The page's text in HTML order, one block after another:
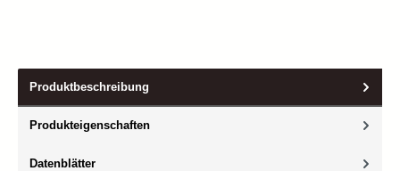
Produktbeschreibung
Produkteigenschaften
Datenblätter